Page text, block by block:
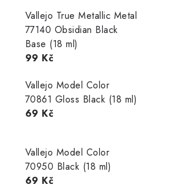
Vallejo True Metallic Metal
77140 Obsidian Black
Base (18 ml)
99 Kč
Vallejo Model Color
70861 Gloss Black (18 ml)
69 Kč
Vallejo Model Color
70950 Black (18 ml)
69 Kč